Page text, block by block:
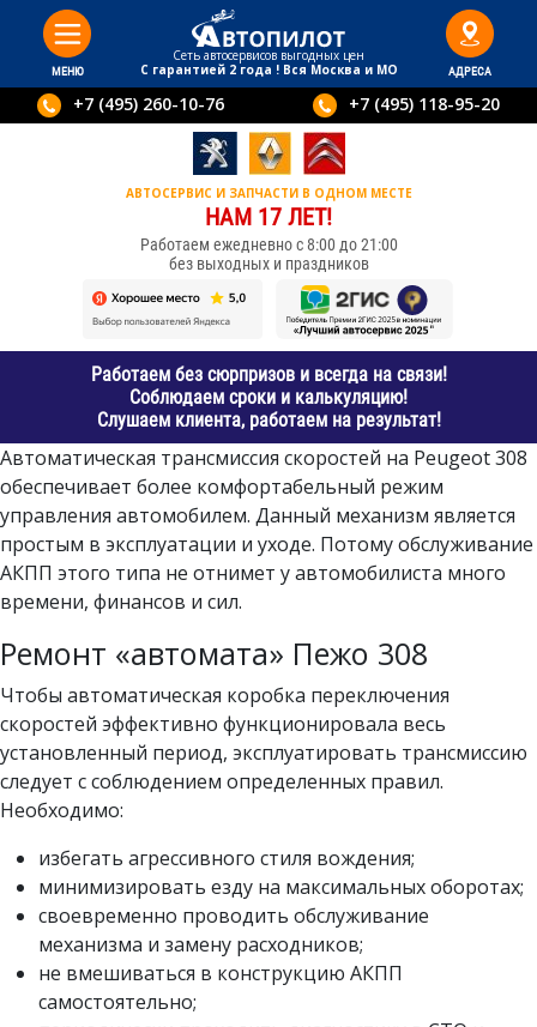
МЕНЮ
Сеть автосервисов выгодныx цен
С гарантией 2 года ! Вся Москва и МО
АДРЕСА
+7 (495) 260-10-76 +7 (495) 118-95-20
АВТОСЕРВИС И ЗАПЧАСТИ В ОДНОМ МЕСТЕ
НАМ 17 ЛЕТ!
Работаем ежедневно с 8:00 до 21:00
без выходных и праздников
Работаем без сюрпризов и всегда на связи!
Соблюдаем сроки и калькуляцию!
Слушаем клиента, работаем на результат!
Автоматическая трансмиссия скоростей на Peugeot 308
обеспечивает более комфортабельный режим
управления автомобилем. Данный механизм является
простым в эксплуатации и уходе. Потому обслуживание
АКПП этого типа не отнимет у автомобилиста много
времени, финансов и сил.
Ремонт «автомата» Пежо 308
Чтобы автоматическая коробка переключения
скоростей эффективно функционировала весь
установленный период, эксплуатировать трансмиссию
следует с соблюдением определенных правил.
Необходимо:
избегать агрессивного стиля вождения;
минимизировать езду на максимальных оборотах;
своевременно проводить обслуживание
механизма и замену расходников;
не вмешиваться в конструкцию АКПП
самостоятельно;